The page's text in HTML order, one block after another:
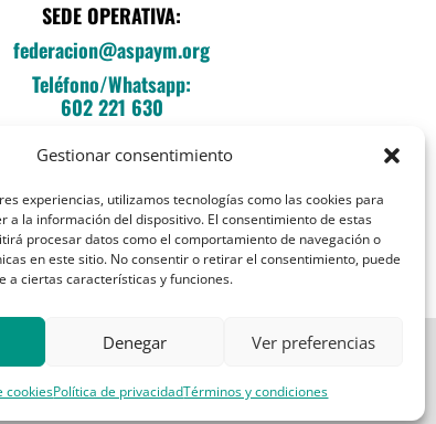
Gestionar consentimiento
experiencias, utilizamos tecnologías como las cookies para
a la información del dispositivo. El consentimiento de estas
procesar datos como el comportamiento de navegación o
en este sitio. No consentir o retirar el consentimiento, puede
a ciertas características y funciones.
Denegar Ver preferencias
cookiesPolítica de privacidadTérminos y condiciones
SEDE OPERATIVA:
federacion@aspaym.org
Teléfono/Whatsapp:
602 221 630
C/Fray Luis de León, 14, local E
Entrada esq. Sebastián Herrera
28012 Madrid